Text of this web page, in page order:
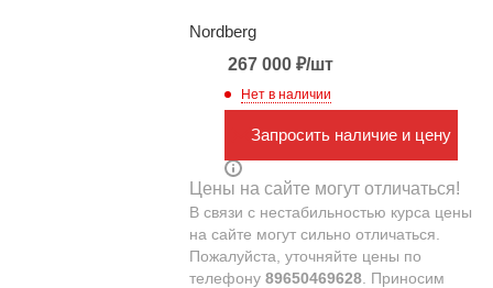
Nordberg
267 000₽/шт
Нет в наличии
Запросить наличие и цену
Цены на сайте могут отличаться!
В связи с нестабильностью курса цены
на сайте могут сильно отличаться.
Пожалуйста, уточняйте цены по
телефону 89650469628. Приносим